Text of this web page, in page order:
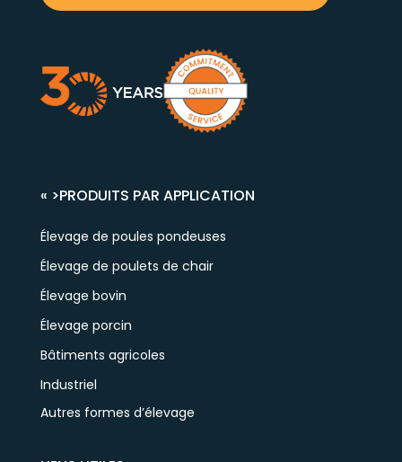
« >PRODUITS PAR APPLICATION
Élevage de poules pondeuses
Élevage de poulets de chair
Élevage bovin
Élevage porcin
Bâtiments agricoles
Industriel
Autres formes d’élevage